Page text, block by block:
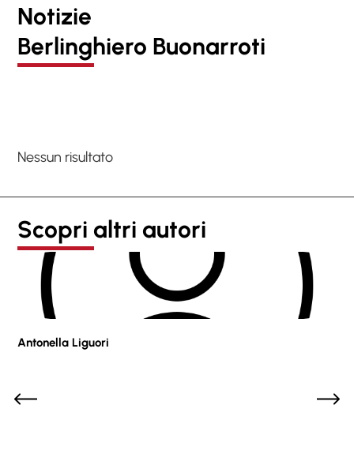
Notizie
Berlinghiero Buonarroti
Nessun risultato
Scopri altri autori
Antonella Liguori